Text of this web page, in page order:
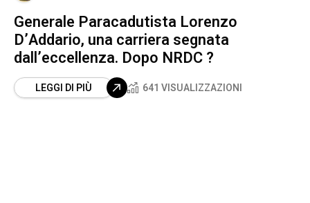
Generale Paracadutista Lorenzo
D’Addario, una carriera segnata
dall’eccellenza. Dopo NRDC ?
LEGGI DI PIÙ 641 VISUALIZZAZIONI